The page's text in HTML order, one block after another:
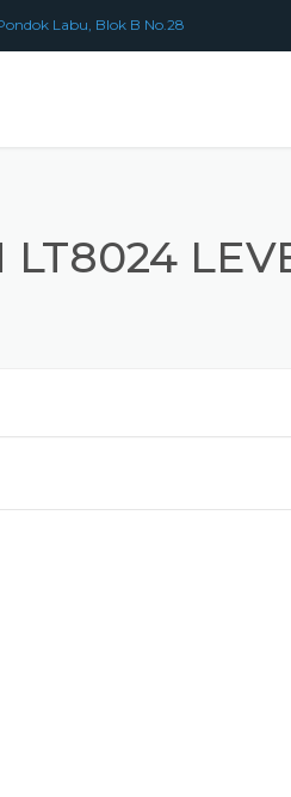
Labu, Blok B No.28
LT8024